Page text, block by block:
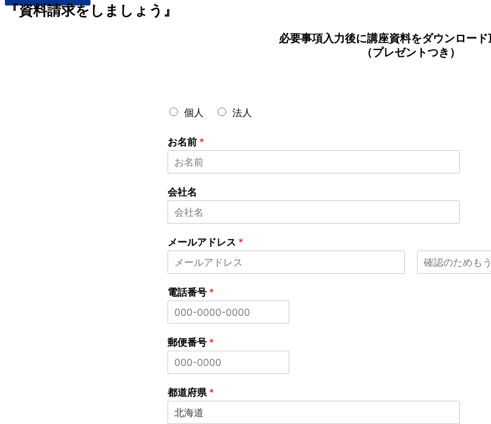
『資料請求をしましょう』
必要事項入力後に講座資料をダウンロード
（プレゼントつき）
区
*
個人 法人
お名前 *
会社名
メールアドレス *
ー
ル
レ
ス
電話番号 *
郵便番号 *
都道府県 *